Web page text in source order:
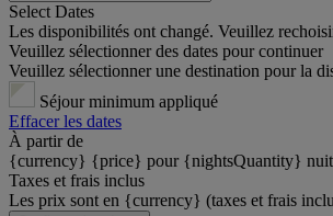
Select Dates
Les disponibilités ont changé. Veuillez
Veuillez sélectionner des dates pour continuer
Veuillez sélectionner une destination pour la
Séjour minimum appliqué
Effacer les dates
À partir de
{currency} {price} pour {nightsQuantity} nuit
Taxes et frais inclus
Les prix sont en {currency} (taxes et frais